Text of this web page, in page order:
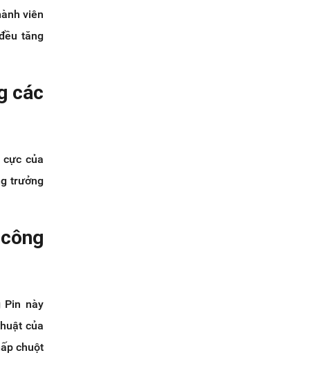
viên
tăng
các
của
trưởng
Pin này
của
chuột